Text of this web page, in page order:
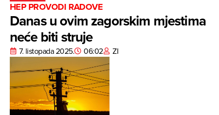
HEP PROVODI RADOVE
Danas u ovim zagorskim mjestima
neće biti struje
7. listopada 2025. 06:02 ZI